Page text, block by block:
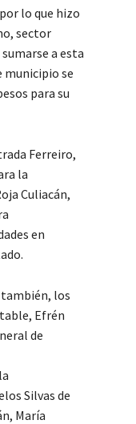
lo que hizo
sector
a esta
municipio se
para su
Ferreiro,
la
Culiacán,
en
los
Efrén
de
Silvas de
María